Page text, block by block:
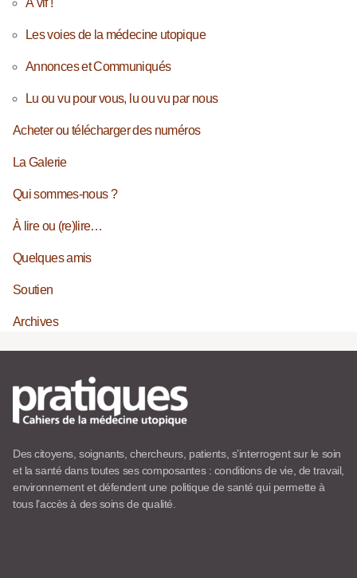
À vif !
Les voies de la médecine utopique
Annonces et Communiqués
Lu ou vu pour vous, lu ou vu par nous
Acheter ou télécharger des numéros
La Galerie
Qui sommes-nous ?
À lire ou (re)lire…
Quelques amis
Soutien
Archives
Des citoyens, soignants, chercheurs, patients, s’interrogent sur le soin
et la santé dans toutes ses composantes : conditions de vie, de travail,
environnement et défendent une politique de santé qui permette à
tous l’accès à des soins de qualité.